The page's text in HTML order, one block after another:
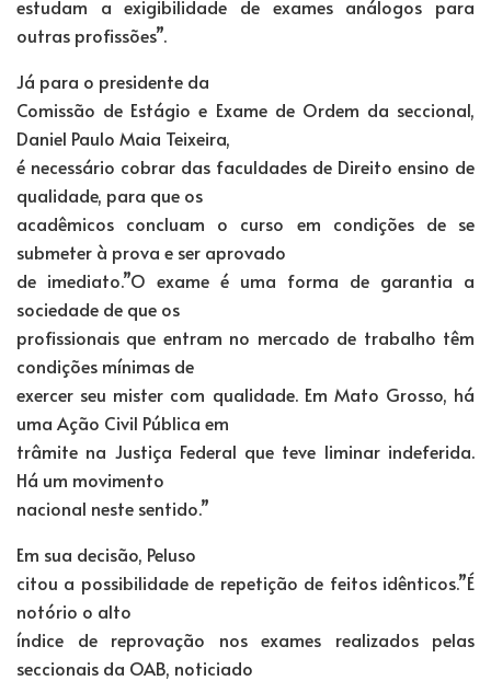
estudam a exigibilidade de exames análogos para
outras profissões”.
Já para o presidente da
Comissão de Estágio e Exame de Ordem da seccional,
Daniel Paulo Maia Teixeira,
é necessário cobrar das faculdades de Direito ensino de
qualidade, para que os
acadêmicos concluam o curso em condições de se
submeter à prova e ser aprovado
de imediato.”O exame é uma forma de garantia a
sociedade de que os
profissionais que entram no mercado de trabalho têm
condições mínimas de
exercer seu mister com qualidade. Em Mato Grosso, há
uma Ação Civil Pública em
trâmite na Justiça Federal que teve liminar indeferida.
Há um movimento
nacional neste sentido.”
Em sua decisão, Peluso
citou a possibilidade de repetição de feitos idênticos.”É
notório o alto
índice de reprovação nos exames realizados pelas
seccionais da OAB, noticiado